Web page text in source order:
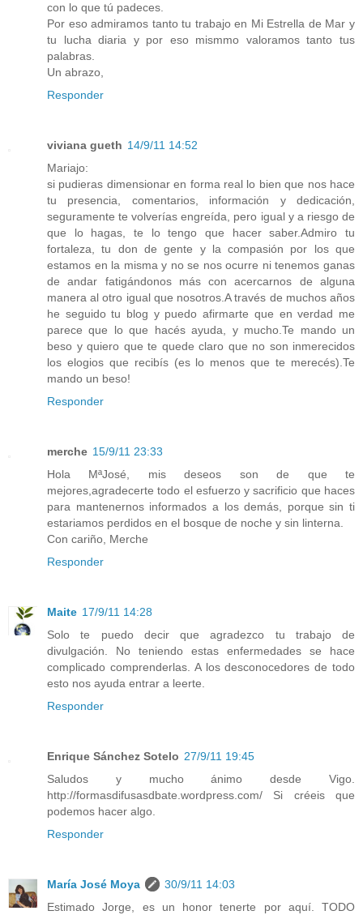
con lo que tú padeces.
Por eso admiramos tanto tu trabajo en Mi Estrella de Mar y
tu lucha diaria y por eso mismmo valoramos tanto tus
palabras.
Un abrazo,
Responder
viviana gueth 14/9/11 14:52
Mariajo:
si pudieras dimensionar en forma real lo bien que nos hace
tu presencia, comentarios, información y dedicación,
seguramente te volverías engreída, pero igual y a riesgo de
que lo hagas, te lo tengo que hacer saber.Admiro tu
fortaleza, tu don de gente y la compasión por los que
estamos en la misma y no se nos ocurre ni tenemos ganas
de andar fatigándonos más con acercarnos de alguna
manera al otro igual que nosotros.A través de muchos años
he seguido tu blog y puedo afirmarte que en verdad me
parece que lo que hacés ayuda, y mucho.Te mando un
beso y quiero que te quede claro que no son inmerecidos
los elogios que recibís (es lo menos que te merecés).Te
mando un beso!
Responder
merche 15/9/11 23:33
Hola MªJosé, mis deseos son de que te
mejores,agradecerte todo el esfuerzo y sacrificio que haces
para mantenernos informados a los demás, porque sin ti
estariamos perdidos en el bosque de noche y sin linterna.
Con cariño, Merche
Responder
Maite 17/9/11 14:28
Solo te puedo decir que agradezco tu trabajo de
divulgación. No teniendo estas enfermedades se hace
complicado comprenderlas. A los desconocedores de todo
esto nos ayuda entrar a leerte.
Responder
Enrique Sánchez Sotelo 27/9/11 19:45
Saludos y mucho ánimo desde Vigo.
http://formasdifusasdbate.word​press.com/ Si créeis que
podemos hacer algo.
Responder
María José Moya
30/9/11 14:03
Estimado Jorge, es un honor tenerte por aquí. TODO